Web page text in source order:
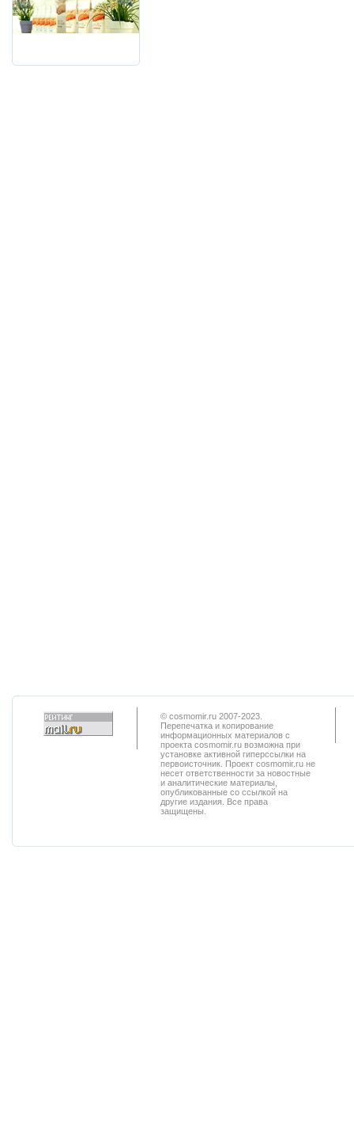
© cosmomir.ru 2007-2023.
Перепечатка и копирование
информационных материалов с
проекта cosmomir.ru возможна при
установке активной гиперссылки на
первоисточник. Проект cosmomir.ru не
несет ответственности за новостные
и аналитические материалы,
опубликованные со ссылкой на
другие издания. Все права
защищены.